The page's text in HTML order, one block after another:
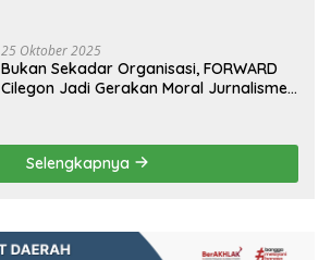
25 Oktober 2025
Bukan Sekadar Organisasi, FORWARD
Cilegon Jadi Gerakan Moral Jurnalisme
Selengkapnya